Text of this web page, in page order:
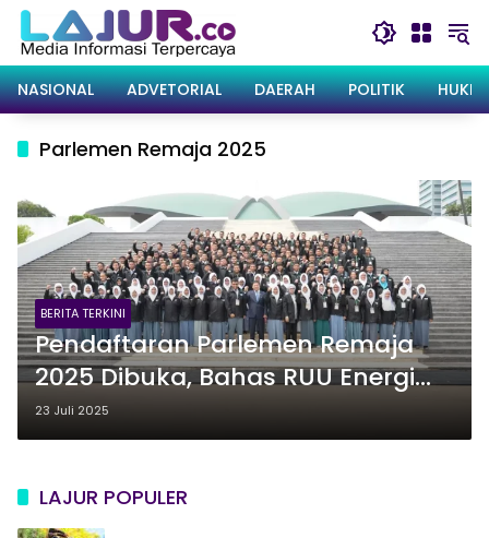
Langsung
konten
NASIONAL
ADVETORIAL DAERAH POLITIK
Parlemen Remaja 2025
BERITA TERKINI
Pendaftaran Parlemen Remaja
2025 Dibuka, Bahas RUU Energi
Baru & Terbarukan
23 Juli 2025
LAJUR POPULER